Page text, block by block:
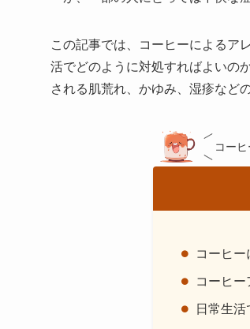
この記事では、コーヒーによるア
活でどのように対処すればよいの
される肌荒れ、かゆみ、湿疹など
コー
コーヒ
コーヒ
日常生